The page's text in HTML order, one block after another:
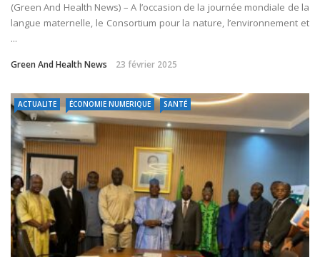
(Green And Health News) – A l’occasion de la journée mondiale de la
langue maternelle, le Consortium pour la nature, l’environnement et
...
Green And Health News 23 février 2025
ACTUALITE ÉCONOMIE NUMERIQUE SANTÉ